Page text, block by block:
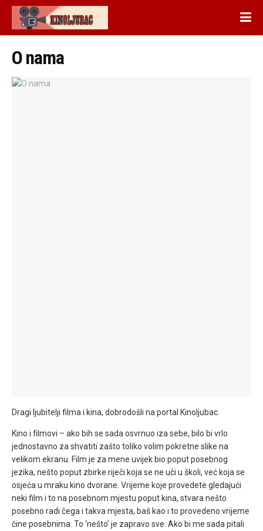
O nama
Dragi ljubitelji filma i kina, dobrodošli na portal Kinoljubac.
Kino i filmovi – ako bih se sada osvrnuo iza sebe, bilo bi vrlo
jednostavno za shvatiti zašto toliko volim pokretne slike na
velikom ekranu. Film je za mene uvijek bio poput posebnog
jezika, nešto poput zbirke riječi koja se ne uči u školi, već koja se
osjeća u mraku kino dvorane. Vrijeme koje provedete gledajući
neki film i to na posebnom mjestu poput kina, stvara nešto
posebno radi čega i takva mjesta, baš kao i to provedeno vrijeme
čine posebnima. To ‘nešto’ je zapravo sve. Ako bi me sada pitali